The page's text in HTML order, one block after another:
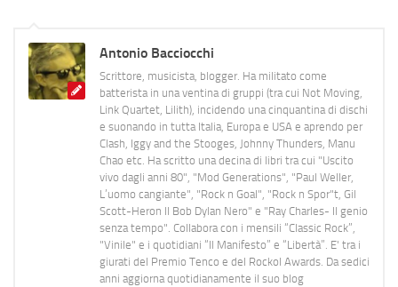
Antonio Bacciocchi
Scrittore, musicista, blogger. Ha militato come
batterista in una ventina di gruppi (tra cui Not Moving,
Link Quartet, Lilith), incidendo una cinquantina di dischi
e suonando in tutta Italia, Europa e USA e aprendo per
Clash, Iggy and the Stooges, Johnny Thunders, Manu
Chao etc. Ha scritto una decina di libri tra cui "Uscito
vivo dagli anni 80", "Mod Generations", "Paul Weller,
L’uomo cangiante", "Rock n Goal", "Rock n Spor"t, Gil
Scott-Heron Il Bob Dylan Nero" e "Ray Charles- Il genio
senza tempo". Collabora con i mensili “Classic Rock”,
"Vinile" e i quotidiani “Il Manifesto” e “Libertà”. E' tra i
giurati del Premio Tenco e del Rockol Awards. Da sedici
anni aggiorna quotidianamente il suo blog